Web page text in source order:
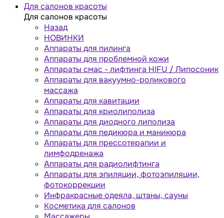
Для салонов красоты
Для салонов красоты
Назад
НОВИНКИ
Аппараты для пилинга
Аппараты для проблемной кожи
Аппараты cмас - лифтинга HIFU / Липосоник
Аппараты для вакуумно-роликового
массажа
Аппараты для кавитации
Аппараты для криолиполиза
Аппараты для диодного липолиза
Аппараты для педикюра и маникюра
Аппараты для прессотерапии и
лимфодренажа
Аппараты для радиолифтинга
Аппараты для эпиляции, фотоэпиляции,
фотокоррекции
Инфракрасные одеяла, штаны, сауны
Косметика для салонов